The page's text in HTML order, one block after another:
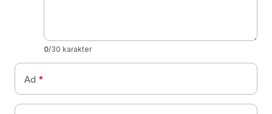
0/30 karakter
Ad *